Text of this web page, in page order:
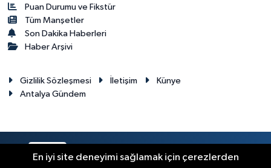
Puan Durumu ve Fikstür
Tüm Manşetler
Son Dakika Haberleri
Haber Arşivi
Gizlilik Sözleşmesi İletişim
Künye
Antalya Gündem
RSS Copyright © 2024. Her hakkı saklıdır.
En iyi site deneyimi sağlamak için çerezlerden